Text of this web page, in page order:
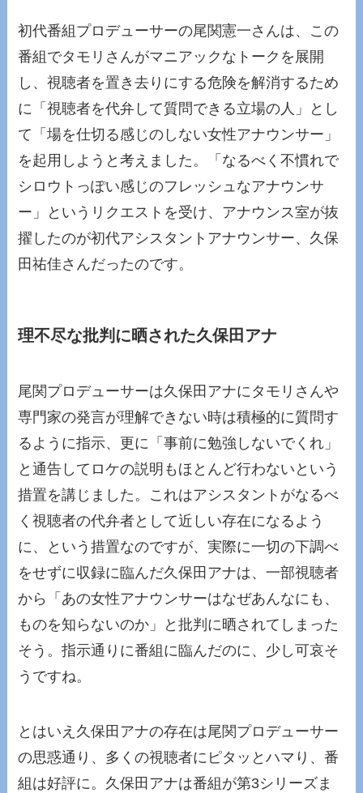
初代番組プロデューサーの尾関憲一さんは、この
番組でタモリさんがマニアックなトークを展開
し、視聴者を置き去りにする危険を解消するため
に「視聴者を代弁して質問できる立場の人」とし
て「場を仕切る感じのしない女性アナウンサー」
を起用しようと考えました。「なるべく不慣れで
シロウトっぽい感じのフレッシュなアナウンサ
ー」というリクエストを受け、アナウンス室が抜
擢したのが初代アシスタントアナウンサー、久保
田祐佳さんだったのです。
理不尽な批判に晒された久保田アナ
尾関プロデューサーは久保田アナにタモリさんや
専門家の発言が理解できない時は積極的に質問す
るように指示、更に「事前に勉強しないでくれ」
と通告してロケの説明もほとんど行わないという
措置を講じました。これはアシスタントがなるべ
く視聴者の代弁者として近しい存在になるよう
に、という措置なのですが、実際に一切の下調べ
をせずに収録に臨んだ久保田アナは、一部視聴者
から「あの女性アナウンサーはなぜあんなにも、
ものを知らないのか」と批判に晒されてしまった
そう。指示通りに番組に臨んだのに、少し可哀そ
うですね。
とはいえ久保田アナの存在は尾関プロデューサー
の思惑通り、多くの視聴者にピタッとハマり、番
組は好評に。久保田アナは番組が第3シリーズま